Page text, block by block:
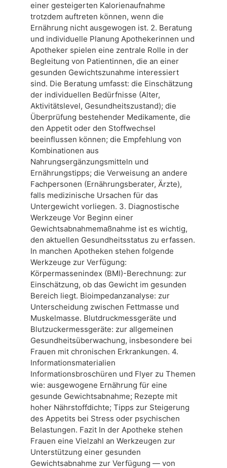
einer gesteigerten Kalorienaufnahme
trotzdem auftreten können, wenn die
Ernährung nicht ausgewogen ist. 2. Beratung
und individuelle Planung Apothekerinnen und
Apotheker spielen eine zentrale Rolle in der
Begleitung von Patientinnen, die an einer
gesunden Gewichtszunahme interessiert
sind. Die Beratung umfasst: die Einschätzung
der individuellen Bedürfnisse (Alter,
Aktivitätslevel, Gesundheitszustand); die
Überprüfung bestehender Medikamente, die
den Appetit oder den Stoffwechsel
beeinflussen können; die Empfehlung von
Kombinationen aus
Nahrungsergänzungsmitteln und
Ernährungstipps; die Verweisung an andere
Fachpersonen (Ernährungsberater, Ärzte),
falls medizinische Ursachen für das
Untergewicht vorliegen. 3. Diagnostische
Werkzeuge Vor Beginn einer
Gewichtsabnahmemaßnahme ist es wichtig,
den aktuellen Gesundheitsstatus zu erfassen.
In manchen Apotheken stehen folgende
Werkzeuge zur Verfügung:
Körpermassenindex (BMI)-Berechnung: zur
Einschätzung, ob das Gewicht im gesunden
Bereich liegt. Bioimpedanzanalyse: zur
Unterscheidung zwischen Fettmasse und
Muskelmasse. Blutdruckmessgeräte und
Blutzuckermessgeräte: zur allgemeinen
Gesundheitsüberwachung, insbesondere bei
Frauen mit chronischen Erkrankungen. 4.
Informationsmaterialien
Informationsbroschüren und Flyer zu Themen
wie: ausgewogene Ernährung für eine
gesunde Gewichtsabnahme; Rezepte mit
hoher Nährstoffdichte; Tipps zur Steigerung
des Appetits bei Stress oder psychischen
Belastungen. Fazit In der Apotheke stehen
Frauen eine Vielzahl an Werkzeugen zur
Unterstützung einer gesunden
Gewichtsabnahme zur Verfügung — von